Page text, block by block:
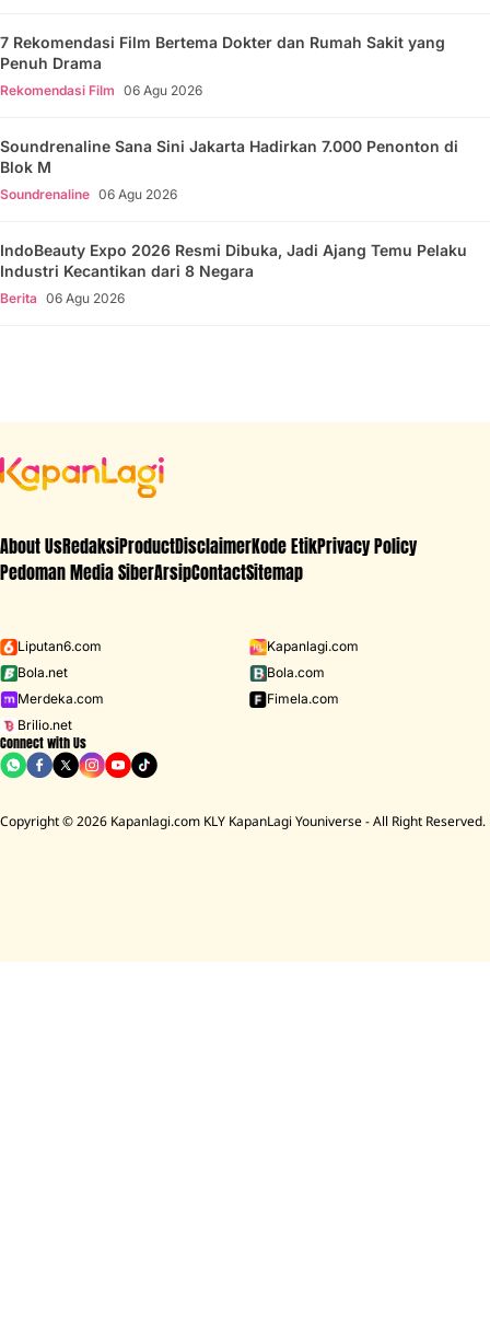
7 Rekomendasi Film Bertema Dokter dan Rumah Sakit yang
Penuh Drama
Rekomendasi Film 06 Agu 2026
Soundrenaline Sana Sini Jakarta Hadirkan 7.000 Penonton di
Blok M
Soundrenaline 06 Agu 2026
IndoBeauty Expo 2026 Resmi Dibuka, Jadi Ajang Temu Pelaku
Industri Kecantikan dari 8 Negara
Berita 06 Agu 2026
About UsRedaksiProductDisclaimerKode EtikPrivacy Policy
Pedoman Media SiberArsipContactSitemap
Liputan6.com
Kapanlagi.com
Bola.net
Bola.com
Merdeka.com
Fimela.com
Brilio.net
Connect with Us
Copyright © 2026 Kapanlagi.com KLY KapanLagi Youniverse - All Right Reserved.